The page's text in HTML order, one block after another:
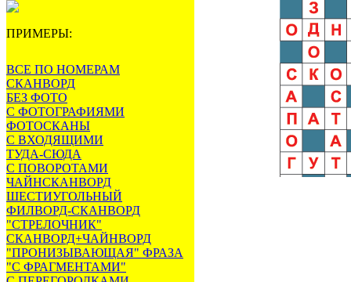
ПРИМЕРЫ:
ВСЕ ПО НОМЕРАМ
СКАНВОРД
БЕЗ ФОТО
С ФОТОГРАФИЯМИ
ФОТОСКАНЫ
С ВХОДЯЩИМИ
ТУДА-СЮДА
С ПОВОРОТАМИ
ЧАЙНСКАНВОРД
ШЕСТИУГОЛЬНЫЙ
ФИЛВОРД-СКАНВОРД
"СТРЕЛОЧНИК"
СКАНВОРД+ЧАЙНВОРД
"ПРОНИЗЫВАЮЩАЯ" ФРАЗА
"С ФРАГМЕНТАМИ"